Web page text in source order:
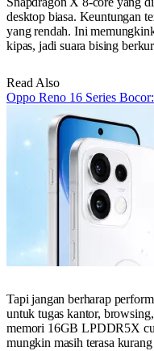
desktop biasa. Keuntungan
yang rendah. Ini
kipas, jadi suara bising
Read Also
Oppo Reno 16 Series
Tapi jangan berharap
untuk tugas kantor,
memori 16GB LPDDR5X
mungkin masih terasa